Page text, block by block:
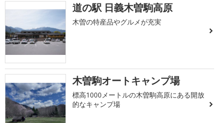
道の駅 日義木曽駒高原
木曽の特産品やグルメが充実
木曽駒オートキャンプ場
標高1000メートルの木曽駒高原にある開放
的なキャンプ場